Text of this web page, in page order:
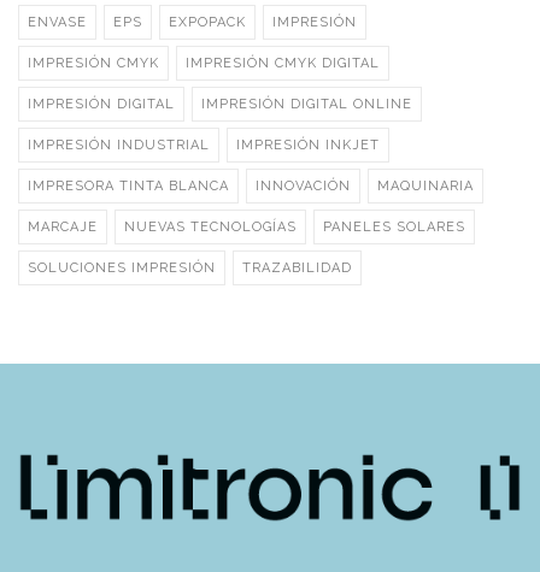
ENVASE EPS EXPOPACK IMPRESIÓN
IMPRESIÓN CMYK IMPRESIÓN CMYK DIGITAL
IMPRESIÓN DIGITAL IMPRESIÓN DIGITAL ONLINE
IMPRESIÓN INDUSTRIAL IMPRESIÓN INKJET
IMPRESORA TINTA BLANCA INNOVACIÓN MAQUINARIA
MARCAJE NUEVAS TECNOLOGÍAS PANELES SOLARES
SOLUCIONES IMPRESIÓN TRAZABILIDAD